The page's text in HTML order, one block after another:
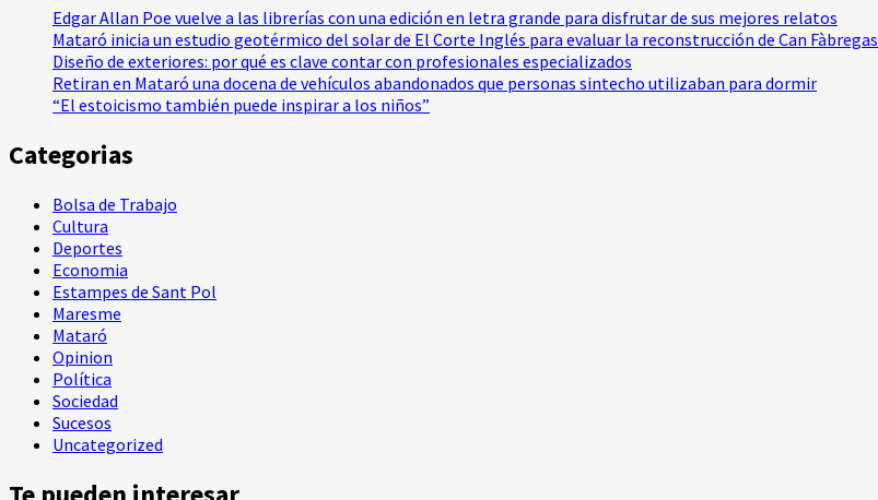
Edgar Allan Poe vuelve a las librerías con una edición en letra grande para disfrutar de sus mejores relatos
Mataró inicia un estudio geotérmico del solar de El Corte Inglés para evaluar la reconstrucción de Can Fàbregas
Diseño de exteriores: por qué es clave contar con profesionales especializados
Retiran en Mataró una docena de vehículos abandonados que personas sintecho utilizaban para dormir
“El estoicismo también puede inspirar a los niños”
Categorias
Bolsa de Trabajo
Cultura
Deportes
Economia
Estampes de Sant Pol
Maresme
Mataró
Opinion
Política
Sociedad
Sucesos
Uncategorized